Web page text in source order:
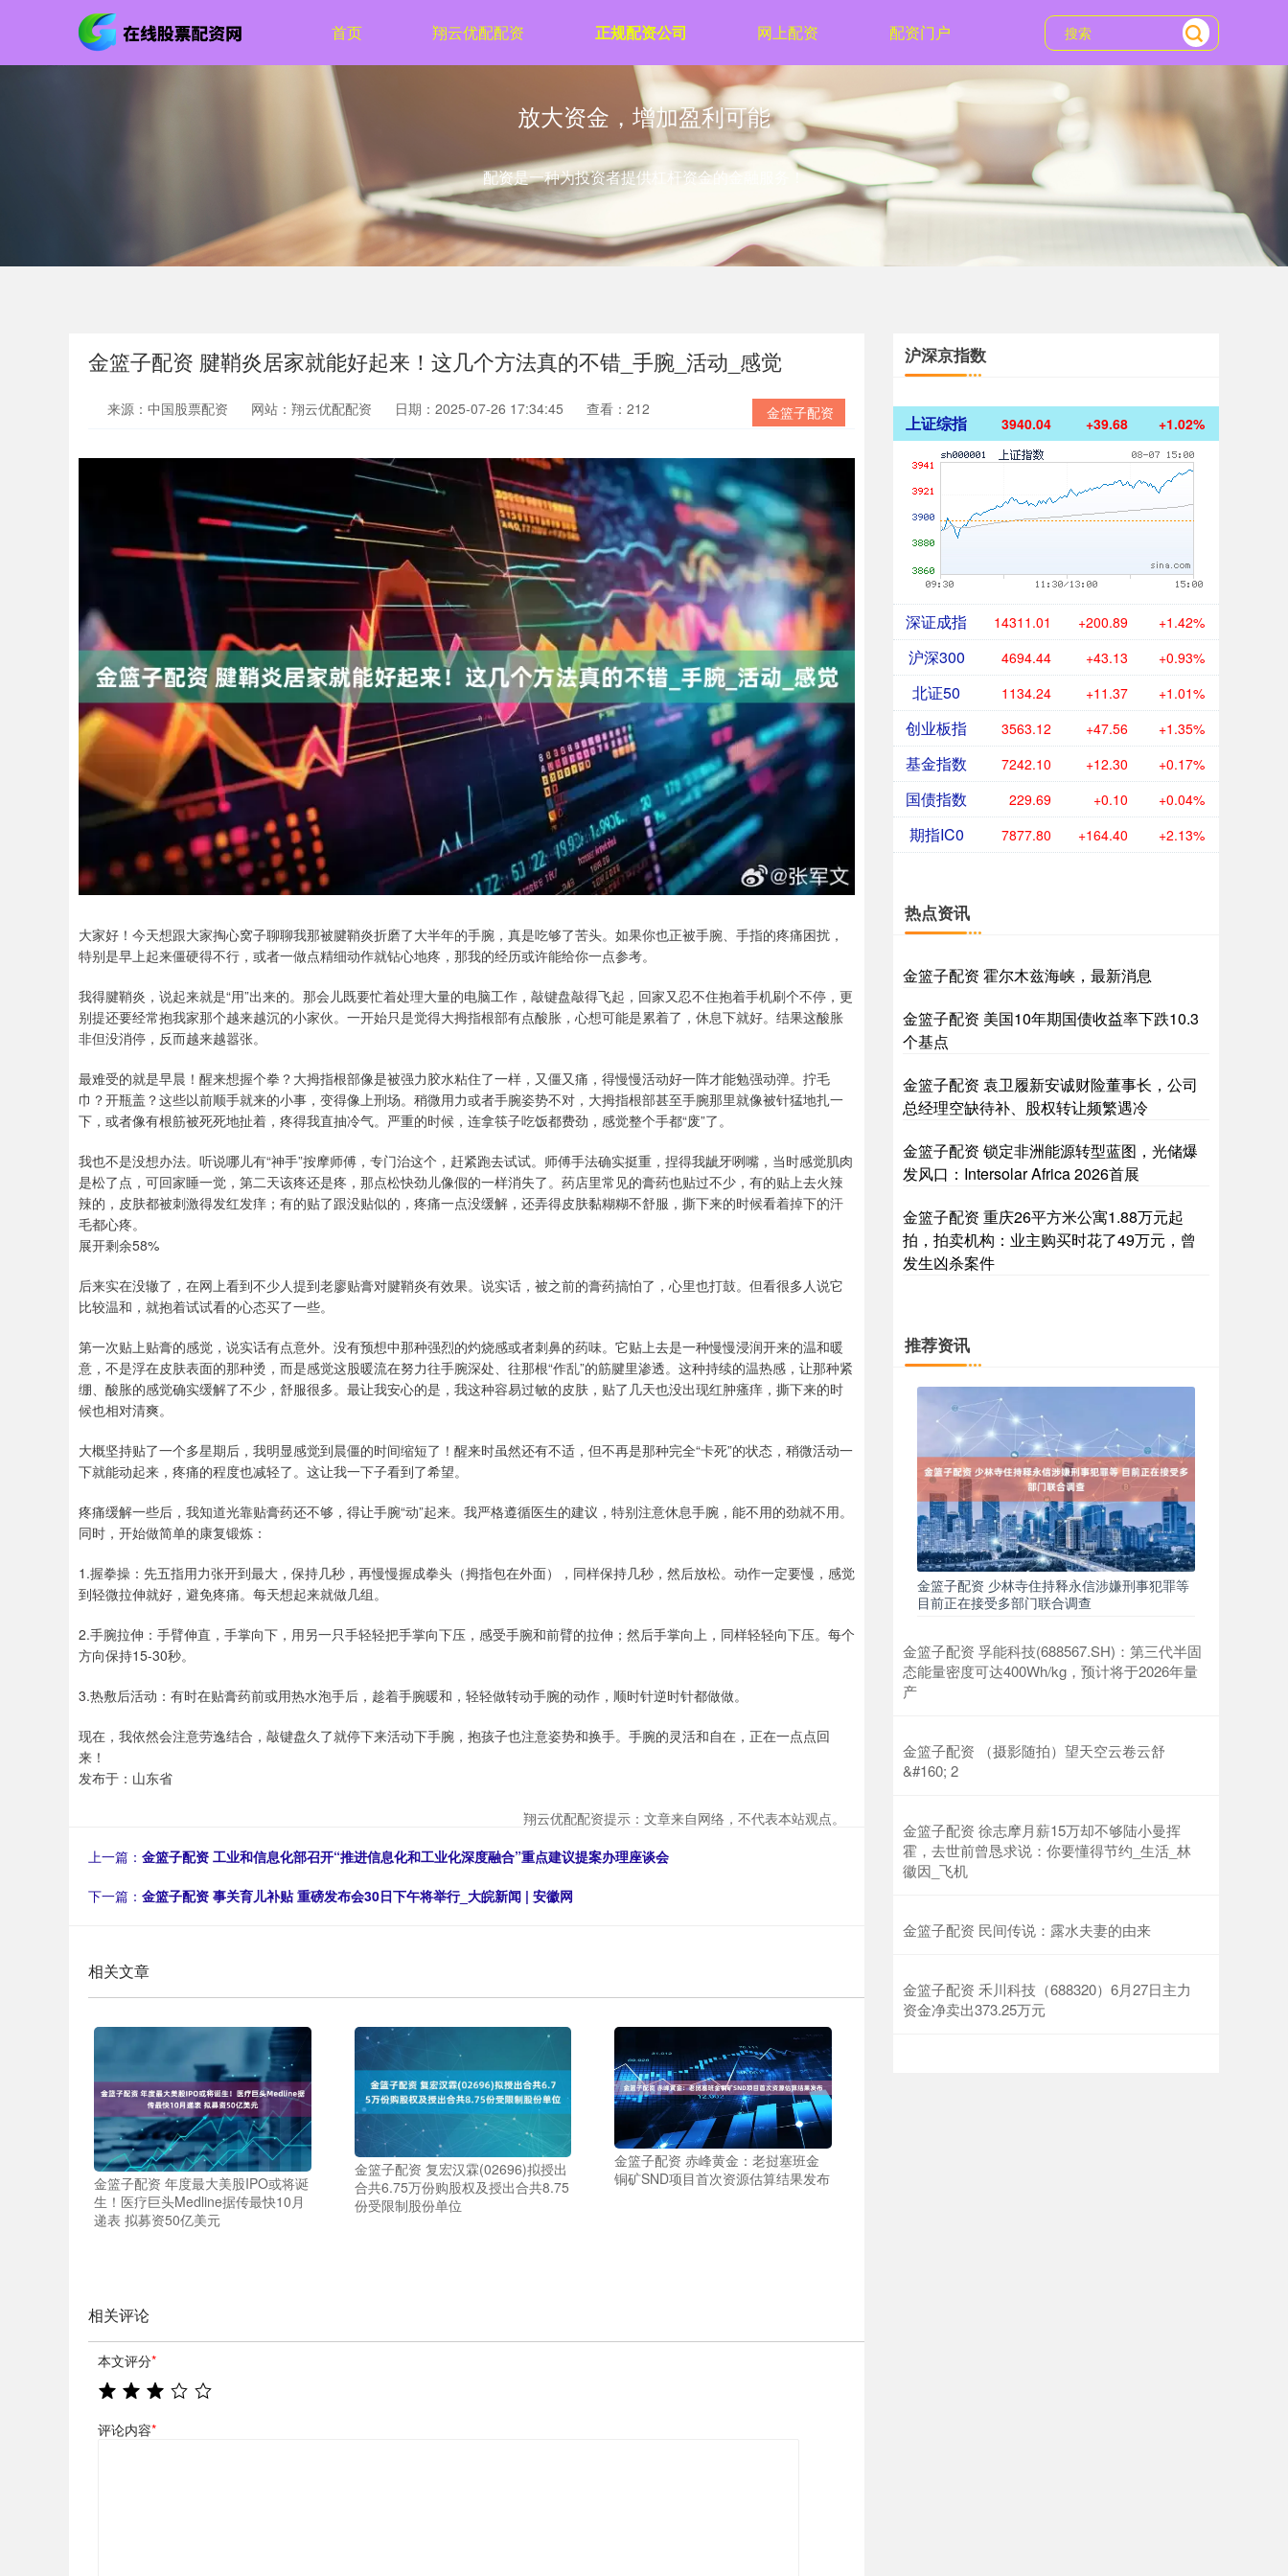
首页 翔云优配配资 正规配资公司 网上配资 配资门户
放大资金，增加盈利可能
配资是一种为投资者提供杠杆资金的金融服务！
金篮子配资 腱鞘炎居家就能好起来！这几个方法真的不错_手腕_活动_感觉
金篮子配资
来源：中国股票配资 网站：翔云优配配资 日期：2025-07-26 17:34:45 查看：212
大家好！今天想跟大家掏心窝子聊聊我那被腱鞘炎折磨了大半年的手腕，真是吃够了苦头。如果你也正被手腕、手指的疼痛困扰，
特别是早上起来僵硬得不行，或者一做点精细动作就钻心地疼，那我的经历或许能给你一点参考。
我得腱鞘炎，说起来就是“用”出来的。那会儿既要忙着处理大量的电脑工作，敲键盘敲得飞起，回家又忍不住抱着手机刷个不停，更
别提还要经常抱我家那个越来越沉的小家伙。一开始只是觉得大拇指根部有点酸胀，心想可能是累着了，休息下就好。结果这酸胀
非但没消停，反而越来越嚣张。
最难受的就是早晨！醒来想握个拳？大拇指根部像是被强力胶水粘住了一样，又僵又痛，得慢慢活动好一阵才能勉强动弹。拧毛
巾？开瓶盖？这些以前顺手就来的小事，变得像上刑场。稍微用力或者手腕姿势不对，大拇指根部甚至手腕那里就像被针猛地扎一
下，或者像有根筋被死死地扯着，疼得我直抽冷气。严重的时候，连拿筷子吃饭都费劲，感觉整个手都“废”了。
我也不是没想办法。听说哪儿有“神手”按摩师傅，专门治这个，赶紧跑去试试。师傅手法确实挺重，捏得我龇牙咧嘴，当时感觉肌肉
是松了点，可回家睡一觉，第二天该疼还是疼，那点松快劲儿像假的一样消失了。药店里常见的膏药也贴过不少，有的贴上去火辣
辣的，皮肤都被刺激得发红发痒；有的贴了跟没贴似的，疼痛一点没缓解，还弄得皮肤黏糊糊不舒服，撕下来的时候看着掉下的汗
毛都心疼。
展开剩余58%
后来实在没辙了，在网上看到不少人提到老廖贴膏对腱鞘炎有效果。说实话，被之前的膏药搞怕了，心里也打鼓。但看很多人说它
比较温和，就抱着试试看的心态买了一些。
第一次贴上贴膏的感觉，说实话有点意外。没有预想中那种强烈的灼烧感或者刺鼻的药味。它贴上去是一种慢慢浸润开来的温和暖
意，不是浮在皮肤表面的那种烫，而是感觉这股暖流在努力往手腕深处、往那根“作乱”的筋腱里渗透。这种持续的温热感，让那种紧
绷、酸胀的感觉确实缓解了不少，舒服很多。最让我安心的是，我这种容易过敏的皮肤，贴了几天也没出现红肿瘙痒，撕下来的时
候也相对清爽。
大概坚持贴了一个多星期后，我明显感觉到晨僵的时间缩短了！醒来时虽然还有不适，但不再是那种完全“卡死”的状态，稍微活动一
下就能动起来，疼痛的程度也减轻了。这让我一下子看到了希望。
疼痛缓解一些后，我知道光靠贴膏药还不够，得让手腕“动”起来。我严格遵循医生的建议，特别注意休息手腕，能不用的劲就不用。
同时，开始做简单的康复锻炼：
1.握拳操：先五指用力张开到最大，保持几秒，再慢慢握成拳头（拇指包在外面），同样保持几秒，然后放松。动作一定要慢，感觉
到轻微拉伸就好，避免疼痛。每天想起来就做几组。
2.手腕拉伸：手臂伸直，手掌向下，用另一只手轻轻把手掌向下压，感受手腕和前臂的拉伸；然后手掌向上，同样轻轻向下压。每个
方向保持15-30秒。
3.热敷后活动：有时在贴膏药前或用热水泡手后，趁着手腕暖和，轻轻做转动手腕的动作，顺时针逆时针都做做。
现在，我依然会注意劳逸结合，敲键盘久了就停下来活动下手腕，抱孩子也注意姿势和换手。手腕的灵活和自在，正在一点点回
来！
发布于：山东省
翔云优配配资提示：文章来自网络，不代表本站观点。
上一篇： 金篮子配资 工业和信息化部召开“推进信息化和工业化深度融合”重点建议提案办理座谈会
下一篇： 金篮子配资 事关育儿补贴 重磅发布会30日下午将举行_大皖新闻 | 安徽网
相关文章
金篮子配资 年度最大美股IPO或将诞
生！医疗巨头Medline据传最快10月
递表 拟募资50亿美元
金篮子配资 复宏汉霖(02696)拟授出
合共6.75万份购股权及授出合共8.75
份受限制股份单位
金篮子配资 赤峰黄金：老挝塞班金
铜矿SND项目首次资源估算结果发布
相关评论
本文评分*
评论内容*
沪深京指数
上证综指 3940.04 +39.68 +1.02%
深证成指 14311.01 +200.89 +1.42%
沪深300 4694.44 +43.13 +0.93%
北证50 1134.24 +11.37 +1.01%
创业板指 3563.12 +47.56 +1.35%
基金指数 7242.10 +12.30 +0.17%
国债指数 229.69 +0.10 +0.04%
期指IC0 7877.80 +164.40 +2.13%
热点资讯
金篮子配资 霍尔木兹海峡，最新消息
金篮子配资 美国10年期国债收益率下跌10.3
个基点
金篮子配资 袁卫履新安诚财险董事长，公司
总经理空缺待补、股权转让频繁遇冷
金篮子配资 锁定非洲能源转型蓝图，光储爆
发风口：Intersolar Africa 2026首展
金篮子配资 重庆26平方米公寓1.88万元起
拍，拍卖机构：业主购买时花了49万元，曾
发生凶杀案件
推荐资讯
金篮子配资 少林寺住持释永信涉嫌刑事犯罪等
目前正在接受多部门联合调查
金篮子配资 孚能科技(688567.SH)：第三代半固
态能量密度可达400Wh/kg，预计将于2026年量
产
金篮子配资 （摄影随拍）望天空云卷云舒
&#160; 2
金篮子配资 徐志摩月薪15万却不够陆小曼挥
霍，去世前曾恳求说：你要懂得节约_生活_林
徽因_飞机
金篮子配资 民间传说：露水夫妻的由来
金篮子配资 禾川科技（688320）6月27日主力
资金净卖出373.25万元